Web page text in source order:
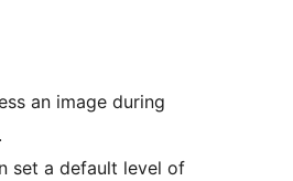
an image during
set a default level of